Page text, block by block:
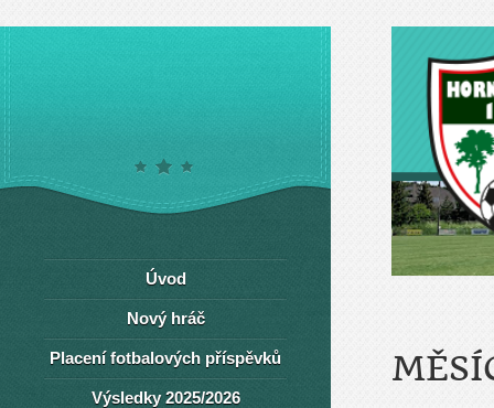
Úvod
Nový hráč
Placení fotbalových příspěvků
Výsledky 2025/2026